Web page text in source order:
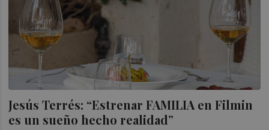
Jesús Terrés: “Estrenar FAMILIA en Filmin
es un sueño hecho realidad”